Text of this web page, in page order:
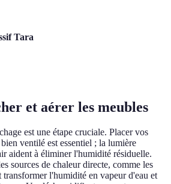
Tara
et aérer les meubles
est une étape cruciale. Placer vos
ventilé est essentiel ; la lumière
aident à éliminer l'humidité résiduelle.
sources de chaleur directe, comme les
l'humidité en vapeur d'eau et